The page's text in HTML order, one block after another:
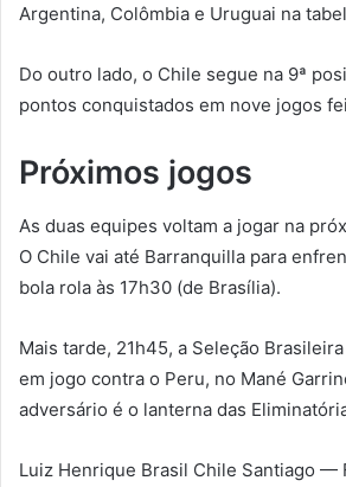
Argentina, Colômbia e Uruguai na
Do outro lado, o Chile segue na 9ª
pontos conquistados em nove jogos
Próximos jogos
As duas equipes voltam a jogar na
O Chile vai até Barranquilla para
bola rola às 17h30 (de Brasília).
Mais tarde, 21h45, a Seleção
em jogo contra o Peru, no Mané
adversário é o lanterna das
Luiz Henrique Brasil Chile Santiago —